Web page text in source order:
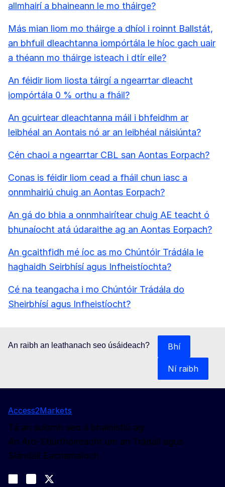
allmhairí a bhaineann le mo tháirge?
Más mian liom mo tháirge a dhíol i roinnt Ballstát,
an bhfuil dleachtanna iompórtála le híoc gach uair
a théann mo tháirge isteach i dtír eile?
An féidir liom liosta táirgí a ngearrtar dleacht
iompórtála 0 % orthu a fháil?
An gcuirtear dleachtanna máil i bhfeidhm ar
leibhéal an Aontais nó ar an leibhéal náisiúnta?
Cén chaoi a ngearrtar CBL san Aontas Eorpach?
Conas is féidir liom cead a fháil chun iasc a
onnmhairiú chuig an Aontas Eorpach?
An gá do bhia a onnmhairítear chuig AE teacht ó
bhunaíocht atá údaraithe ag an Aontas Eorpach?
An gcaithfidh mé íoc as mo Chúntóir Trádála le
haghaidh Seirbhísí agus Infheistíochta?
Cé na teangacha i mo Chúntóir Trádála do
Sheirbhísí agus Infheistíocht?
An raibh an leathanach seo úsáideach? Bhí
Ní raibh
Access2Markets
Tá an suíomh seo á bhainistiú ag:
An Ard-Stiúrthóireacht um an Trádáil agus
Slándáil Eacnamaíoch
Join us on LinkedIn
Trade-Off podcast